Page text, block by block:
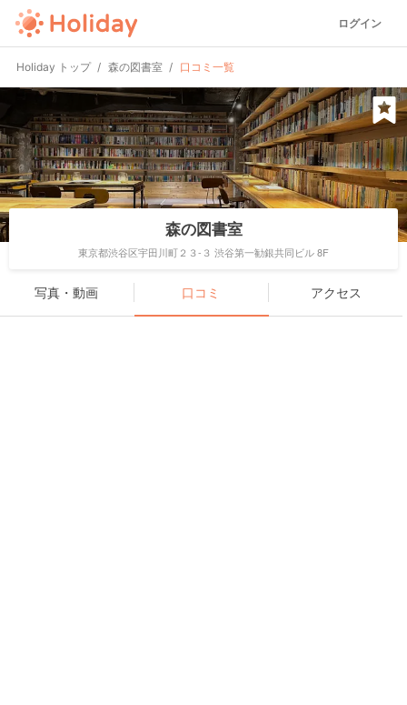
ログイン
Holiday トップ 森の図書室 口コミ一覧
森の図書室
東京都渋谷区宇田川町２３-３ 渋谷第一勧銀共同ビル 8F
写真・動画 口コミ アクセス